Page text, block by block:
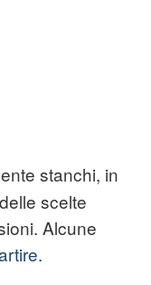
stanchi, in
scelte
Alcune